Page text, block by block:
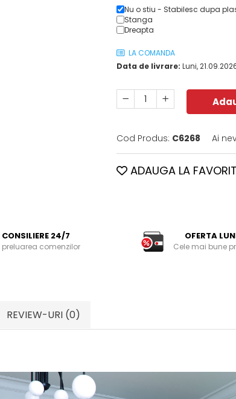
Nu o stiu - Stabilesc dupa
Stanga
Dreapta
LA COMANDA
Data de livrare: Luni,
Cod Produs: C6268 Ai
ADAUGA LA
CONSILIERE 24/7
preluarea comenzilor
OFERTA
Cele mai bune
REVIEW-URI (0)